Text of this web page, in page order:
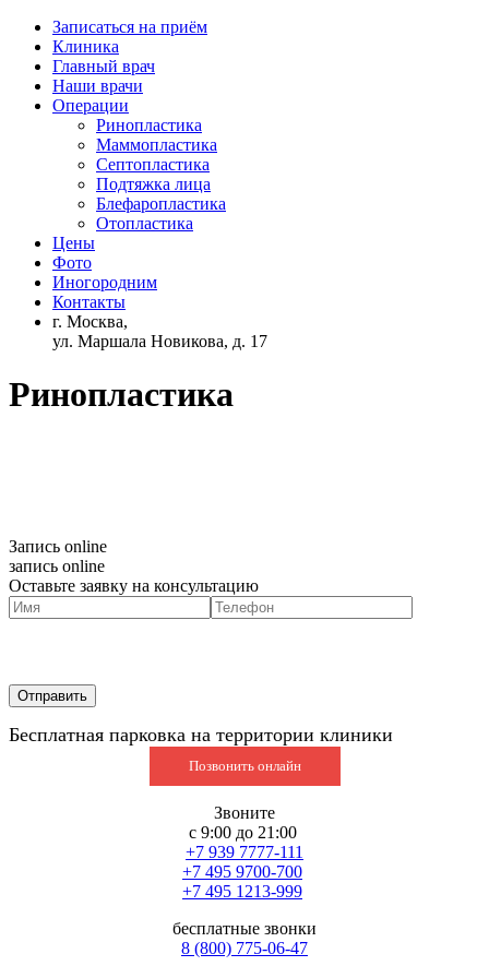
Записаться на приём
Клиника
Главный врач
Наши врачи
Операции
Ринопластика
Маммопластика
Септопластика
Подтяжка лица
Блефаропластика
Отопластика
Цены
Фото
Иногородним
Контакты
г. Москва,
ул. Маршала Новикова, д. 17
Ринопластика
Запись online
запись online
Оставьте заявку на консультацию
Бесплатная парковка на территории клиники
Позвонить онлайн
Звоните
с 9:00 до 21:00
+7 939 7777-111
+7 495 9700-700
+7 495 1213-999
бесплатные звонки
8 (800) 775-06-47